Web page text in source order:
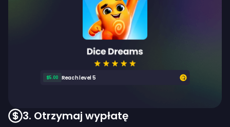
$5.00 Reach level 5
3. Otrzymaj wypłatę